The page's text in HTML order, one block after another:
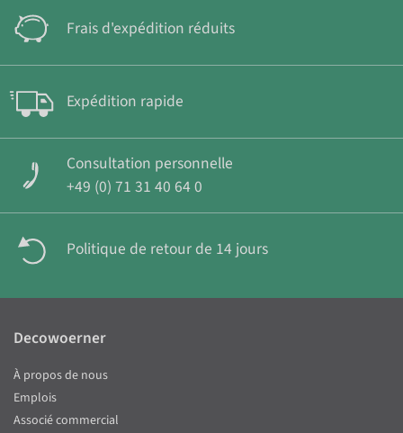
Frais d'expédition réduits
Expédition rapide
Consultation personnelle
+49 (0) 71 31 40 64 0
Politique de retour de 14 jours
Decowoerner
À propos de nous
Emplois
Associé commercial